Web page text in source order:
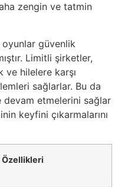
zengin ve tatmin
oyunlar güvenlik
Limitli şirketler,
ve hilelere karşı
sağlarlar. Bu da
devam etmelerini sağlar
keyfini çıkarmalarını
Özellikleri